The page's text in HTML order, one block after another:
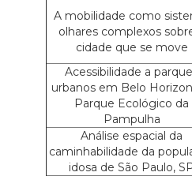
A mobilidade como
olhares complexos
cidade que se move
Acessibilidade a
urbanos em Belo
Parque Ecológico da
Pampulha
Análise espacial da
caminhabilidade da
idosa de São Paulo,